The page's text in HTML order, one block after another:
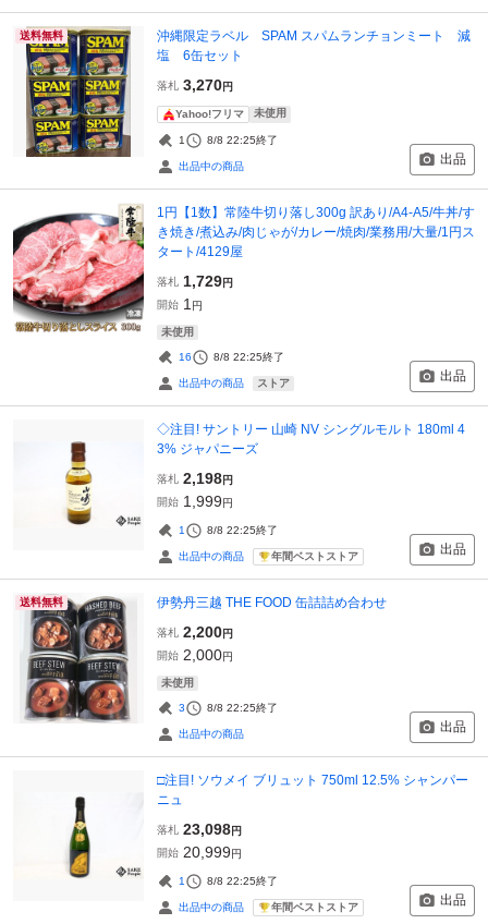
送料無料
沖縄限定ラベル SPAM スパムランチョンミート 減
塩 6缶セット
落札 3,270円
Yahoo!フリマ 未使用
1 8/8 22:25終了
出品中の商品 出品
1円【1数】常陸牛切り落し300g 訳あり/A4-A5/牛丼/す
き焼き/煮込み/肉じゃが/カレー/焼肉/業務用/大量/1円ス
タート/4129屋
落札 1,729円
開始 1 円
未使用
16 8/8 22:25終了
出品中の商品 ストア 出品
◇注目! サントリー 山崎 NV シングルモルト 180ml 4
3% ジャパニーズ
落札 2,198円
開始 1,999円
1 8/8 22:25終了
出品中の商品 年間ベストストア 出品
送料無料 伊勢丹三越 THE FOOD 缶詰詰め合わせ
落札 2,200円
開始 2,000円
未使用
3 8/8 22:25終了
出品中の商品 出品
□注目! ソウメイ ブリュット 750ml 12.5% シャンパー
ニュ
落札 23,098円
開始 20,999円
1 8/8 22:25終了
出品中の商品 年間ベストストア 出品